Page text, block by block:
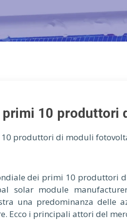
primi 10
produttori di moduli
dei primi 10 produttori
solar module
una predominanza delle
Ecco i principali attori del